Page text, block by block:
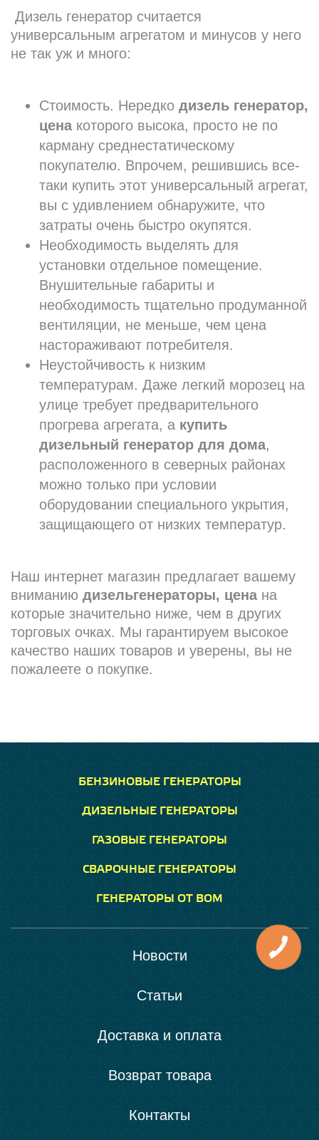
Дизель генератор считается
универсальным агрегатом и минусов у него
не так уж и много:
Стоимость. Нередко дизель генератор,
ценакоторого высока, просто не по
карману среднестатическому
покупателю. Впрочем, решившись все-
таки купить этот универсальный агрегат,
вы с удивлением обнаружите, что
затраты очень быстро окупятся.
Необходимость выделять для
установки отдельное помещение.
Внушительные габариты и
необходимость тщательно продуманной
вентиляции, не меньше, чем цена
настораживают потребителя.
Неустойчивость к низким
температурам. Даже легкий морозец на
улице требует предварительного
прогрева агрегата, а купить
дизельный генератор для дома,
расположенного в северных районах
можно только при условии
оборудовании специального укрытия,
защищающего от низких температур.
Наш интернет магазин предлагает вашему
вниманию дизельгенераторы, ценана
которые значительно ниже, чем в других
торговых очках. Мы гарантируем высокое
качество наших товаров и уверены, вы не
пожалеете о покупке.
БЕНЗИНОВЫЕ ГЕНЕРАТОРЫ
ДИЗЕЛЬНЫЕ ГЕНЕРАТОРЫ
ГАЗОВЫЕ ГЕНЕРАТОРЫ
СВАРОЧНЫЕ ГЕНЕРАТОРЫ
ГЕНЕРАТОРЫ ОТ ВОМ
Новости
Статьи
Доставка и оплата
Возврат товара
Контакты